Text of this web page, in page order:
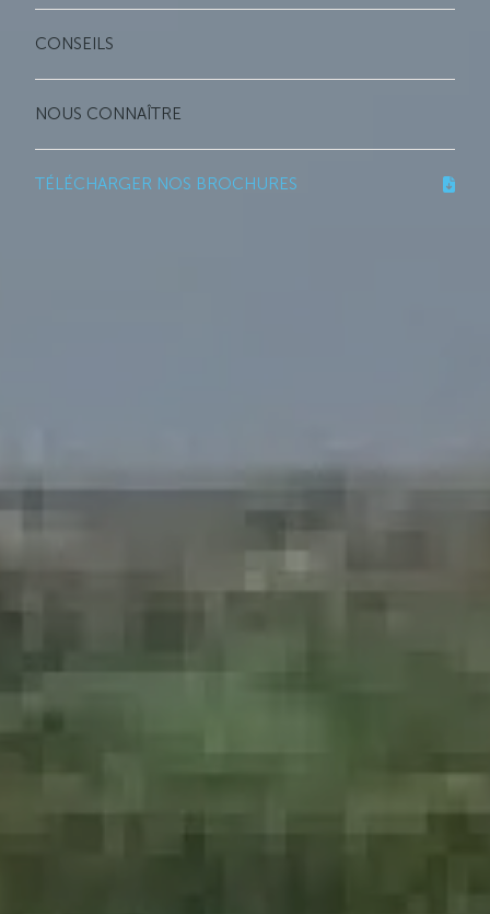
CONSEILS
NOUS CONNAÎTRE
TÉLÉCHARGER NOS BROCHURES